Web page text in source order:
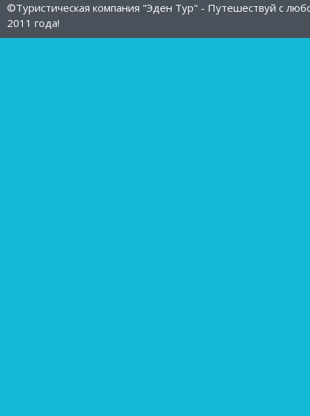
©Туристическая компания "Эден Тур" - Путешествуй с
2011 года!